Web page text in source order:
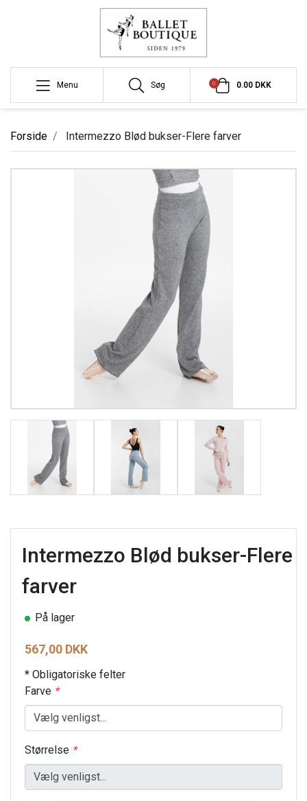
Menu Søg 0 0.00 DKK
Forside Intermezzo Blød bukser-Flere farver
Intermezzo Blød bukser-Flere
farver
På lager
567,00 DKK
* Obligatoriske felter
Farve *
Størrelse *